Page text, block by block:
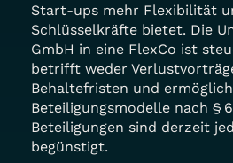
Start-ups mehr Flexibilität
Schlüsselkräfte bietet. Die
GmbH in eine FlexCo ist
betrifft weder
Behaltefristen und
Beteiligungsmodelle nach §
Beteiligungen sind derzeit
begünstigt.